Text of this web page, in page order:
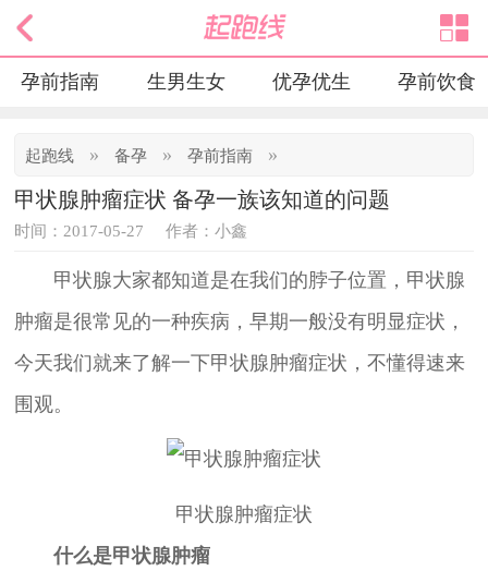
孕前指南 生男生女 优孕优生 孕前饮食
起跑线 » 备孕 » 孕前指南 »
甲状腺肿瘤症状 备孕一族该知道的问题
时间：2017-05-27 作者：小鑫
甲状腺大家都知道是在我们的脖子位置，甲状腺
肿瘤是很常见的一种疾病，早期一般没有明显症状，
今天我们就来了解一下甲状腺肿瘤症状，不懂得速来
围观。
甲状腺肿瘤症状
什么是甲状腺肿瘤